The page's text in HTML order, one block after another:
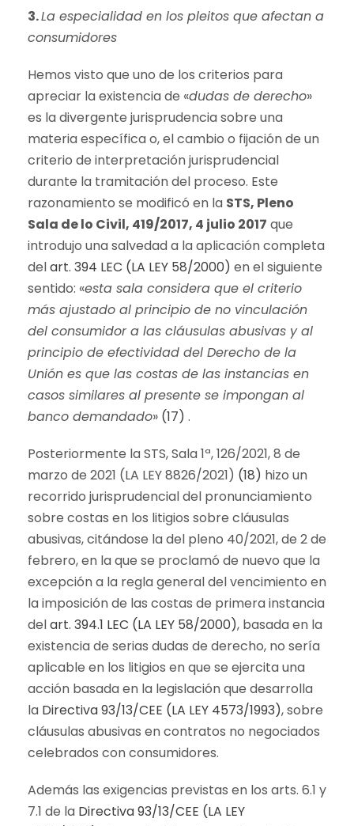
3.La especialidad en los pleitos que afectan a
consumidores
Hemos visto que uno de los criterios para
apreciar la existencia de «dudas de derecho»
es la divergente jurisprudencia sobre una
materia específica o, el cambio o fijación de un
criterio de interpretación jurisprudencial
durante la tramitación del proceso. Este
razonamiento se modificó en la STS, Pleno
Sala de lo Civil, 419/2017, 4 julio 2017 que
introdujo una salvedad a la aplicación completa
delart. 394 LEC (LA LEY 58/2000) en el siguiente
sentido: «esta sala considera que el criterio
más ajustado al principio de no vinculación
del consumidor a las cláusulas abusivas y al
principio de efectividad del Derecho de la
Unión es que las costas de las instancias en
casos similares al presente se impongan al
banco demandado» (17) .
Posteriormente la STS, Sala 1ª, 126/2021, 8 de
marzo de 2021 (LA LEY 8826/2021) (18) hizo un
recorrido jurisprudencial del pronunciamiento
sobre costas en los litigios sobre cláusulas
abusivas, citándose la del pleno 40/2021, de 2 de
febrero, en la que se proclamó de nuevo que la
excepción a la regla general del vencimiento en
la imposición de las costas de primera instancia
delart. 394.1 LEC (LA LEY 58/2000), basada en la
existencia de serias dudas de derecho, no sería
aplicable en los litigios en que se ejercita una
acción basada en la legislación que desarrolla
la Directiva 93/13/CEE (LA LEY 4573/1993), sobre
cláusulas abusivas en contratos no negociados
celebrados con consumidores.
Además las exigencias previstas en los arts. 6.1 y
7.1 de la Directiva 93/13/CEE (LA LEY